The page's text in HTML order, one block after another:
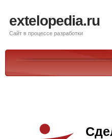
extelopedia.ru
Сайт в процессе разработки